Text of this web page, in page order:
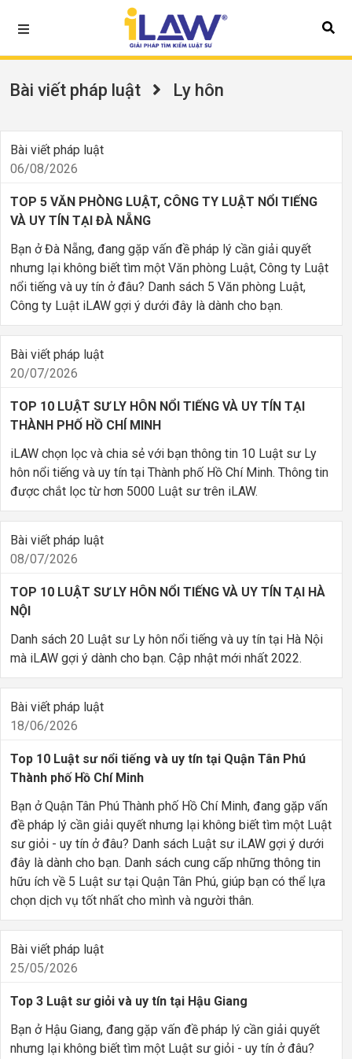
Bài viết pháp luật Ly hôn
Bài viết pháp luật
06/08/2026
TOP 5 VĂN PHÒNG LUẬT, CÔNG TY LUẬT NỔI TIẾNG
VÀ UY TÍN TẠI ĐÀ NẴNG
Bạn ở Đà Nẵng, đang gặp vấn đề pháp lý cần giải quyết
nhưng lại không biết tìm một Văn phòng Luật, Công ty Luật
nổi tiếng và uy tín ở đâu? Danh sách 5 Văn phòng Luật,
Công ty Luật iLAW gợi ý dưới đây là dành cho bạn.
Bài viết pháp luật
20/07/2026
TOP 10 LUẬT SƯ LY HÔN NỔI TIẾNG VÀ UY TÍN TẠI
THÀNH PHỐ HỒ CHÍ MINH
iLAW chọn lọc và chia sẻ với bạn thông tin 10 Luật sư Ly
hôn nổi tiếng và uy tín tại Thành phố Hồ Chí Minh. Thông tin
được chắt lọc từ hơn 5000 Luật sư trên iLAW.
Bài viết pháp luật
08/07/2026
TOP 10 LUẬT SƯ LY HÔN NỔI TIẾNG VÀ UY TÍN TẠI HÀ
NỘI
Danh sách 20 Luật sư Ly hôn nổi tiếng và uy tín tại Hà Nội
mà iLAW gợi ý dành cho bạn. Cập nhật mới nhất 2022.
Bài viết pháp luật
18/06/2026
Top 10 Luật sư nổi tiếng và uy tín tại Quận Tân Phú
Thành phố Hồ Chí Minh
Bạn ở Quận Tân Phú Thành phố Hồ Chí Minh, đang gặp vấn
đề pháp lý cần giải quyết nhưng lại không biết tìm một Luật
sư giỏi - uy tín ở đâu? Danh sách Luật sư iLAW gợi ý dưới
đây là dành cho bạn. Danh sách cung cấp những thông tin
hữu ích về 5 Luật sư tại Quận Tân Phú, giúp bạn có thể lựa
chọn dịch vụ tốt nhất cho mình và người thân.
Bài viết pháp luật
25/05/2026
Top 3 Luật sư giỏi và uy tín tại Hậu Giang
Bạn ở Hậu Giang, đang gặp vấn đề pháp lý cần giải quyết
nhưng lại không biết tìm một Luật sư giỏi - uy tín ở đâu?